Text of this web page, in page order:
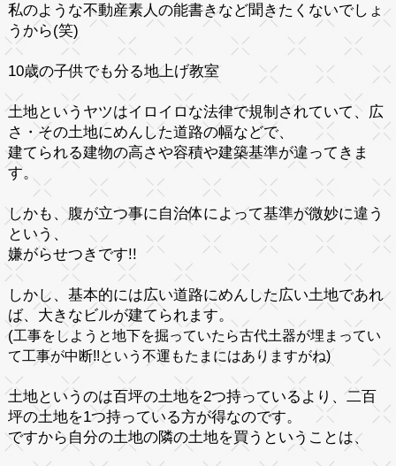
私のような不動産素人の能書きなど聞きたくないでしょ
うから(笑)
10歳の子供でも分る地上げ教室
土地というヤツはイロイロな法律で規制されていて、広
さ・その土地にめんした道路の幅などで、
建てられる建物の高さや容積や建築基準が違ってきま
す。
しかも、腹が立つ事に自治体によって基準が微妙に違う
という、
嫌がらせつきです!!
しかし、基本的には広い道路にめんした広い土地であれ
ば、 大きなビルが建てられます。
(工事をしようと地下を掘っていたら古代土器が埋まってい
て工事が中断!!という不運もたまにはありますがね)
土地というのは百坪の土地を2つ持っているより、二百
坪の土地を1つ持っている方が得なのです。
ですから自分の土地の隣の土地を買うということは、